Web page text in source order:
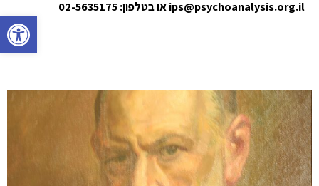
פתח
ips@psychoanalysis.org.il או בטלפון: 02-5635175